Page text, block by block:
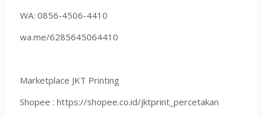
WA: 0856-4506-4410
wa.me/6285645064410
Marketplace JKT Printing
Shopee : https://shopee.co.id/jktprint_percetakan